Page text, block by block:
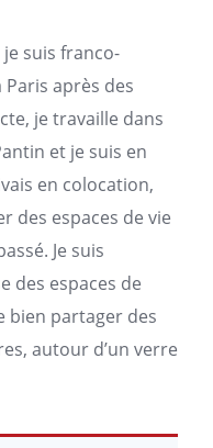
je suis franco-
Paris après des
je travaille dans
et je suis en
en colocation,
des espaces de vie
Je suis
des espaces de
bien partager des
autour d’un verre